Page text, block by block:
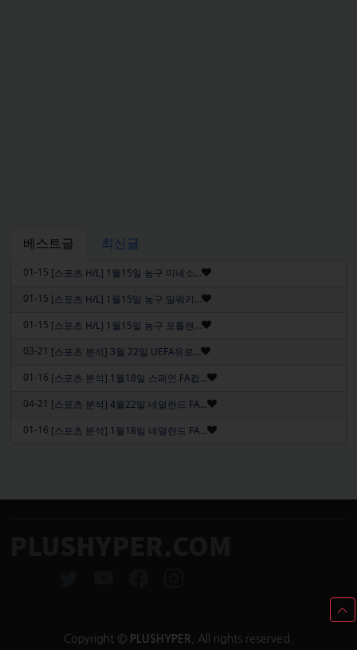
베스트글 최신글
01-15 [스포츠 H/L] 1월15일 농구 미네소… 인기글
01-15 [스포츠 H/L] 1월15일 농구 밀워키… 인기글
01-15 [스포츠 H/L] 1월15일 농구 포틀랜… 인기글
03-21 [스포츠 분석] 3월 22일 UEFA유로… 인기글
01-16 [스포츠 분석] 1월18일 스페인 FA컵… 인기글
04-21 [스포츠 분석] 4월22일 네덜란드 FA… 인기글
01-16 [스포츠 분석] 1월18일 네덜란드 FA… 인기글
Copyright © PLUSHYPER. All rights reserved.